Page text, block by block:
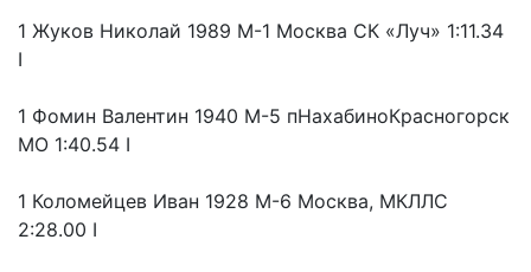
1 Жуков Николай 1989 М-1 Москва СК «Луч» 1:11.34
I
1 Фомин Валентин 1940 М-5 пНахабиноКрасногорск
МО 1:40.54 I
1 Коломейцев Иван 1928 М-6 Москва, МКЛЛС
2:28.00 I